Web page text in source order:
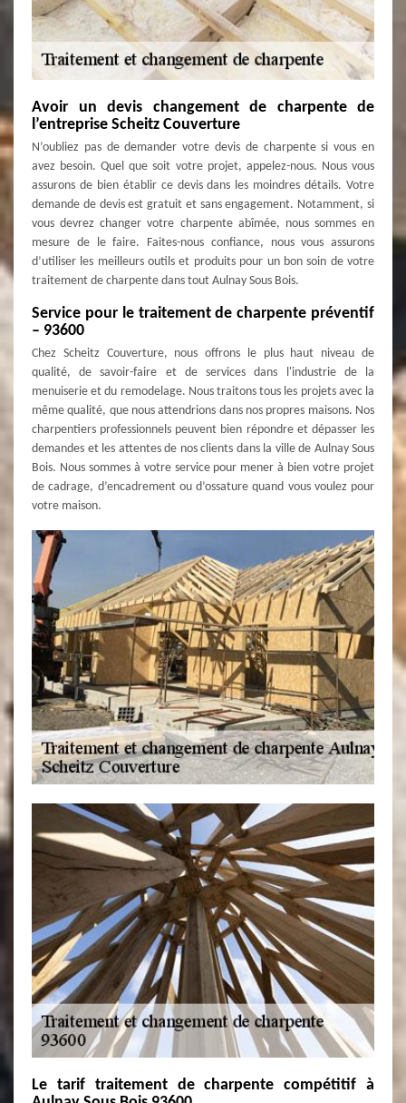
Avoir un devis changement de charpente de
l’entreprise Scheitz Couverture
N’oubliez pas de demander votre devis de charpente si vous en
avez besoin. Quel que soit votre projet, appelez-nous. Nous vous
assurons de bien établir ce devis dans les moindres détails. Votre
demande de devis est gratuit et sans engagement. Notamment, si
vous devrez changer votre charpente abîmée, nous sommes en
mesure de le faire. Faites-nous confiance, nous vous assurons
d’utiliser les meilleurs outils et produits pour un bon soin de votre
traitement de charpente dans tout Aulnay Sous Bois.
Service pour le traitement de charpente préventif
– 93600
Chez Scheitz Couverture, nous offrons le plus haut niveau de
qualité, de savoir-faire et de services dans l'industrie de la
menuiserie et du remodelage. Nous traitons tous les projets avec la
même qualité, que nous attendrions dans nos propres maisons. Nos
charpentiers professionnels peuvent bien répondre et dépasser les
demandes et les attentes de nos clients dans la ville de Aulnay Sous
Bois. Nous sommes à votre service pour mener à bien votre projet
de cadrage, d’encadrement ou d’ossature quand vous voulez pour
votre maison.
Le tarif traitement de charpente compétitif à